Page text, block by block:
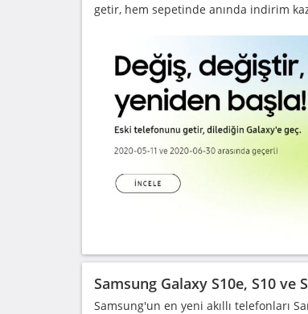
getir, hem sepetinde anında indirim
Samsung Galaxy S10e, S10 ve
Samsung'un en yeni akıllı telefonları